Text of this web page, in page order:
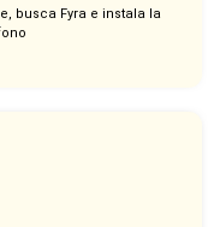
busca Fyra e instala la